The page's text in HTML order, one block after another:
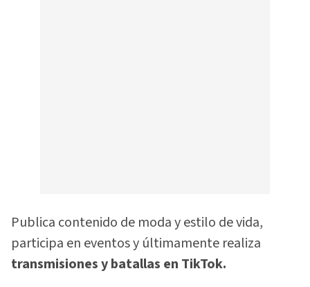
Publica contenido de moda y estilo de vida,
participa en eventos y últimamente realiza
transmisiones y batallas en TikTok.